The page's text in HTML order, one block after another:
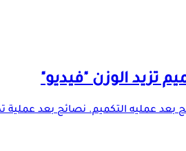
تزيد الوزن "فيديو"
بعد عمليه التكميم. نصائح بعد